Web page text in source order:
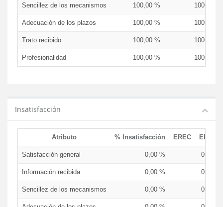
Sencillez de los mecanismos 100,00 % 100,00 %
Adecuación de los plazos 100,00 % 100,00 %
Trato recibido 100,00 % 100,00 %
Profesionalidad 100,00 % 100,00 %
Insatisfacción
Atributo % Insatisfacción EREC EDCEN
Satisfacción general 0,00 % 0,00 %
Información recibida 0,00 % 0,00 %
Sencillez de los mecanismos 0,00 % 0,00 %